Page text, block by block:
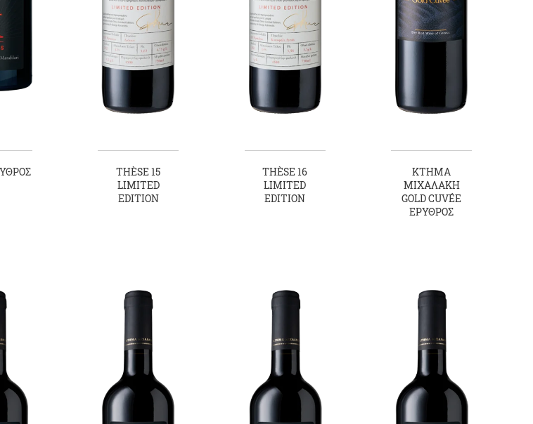
THÈSE 15
LIMITED
EDITION
THÈSE 16
LIMITED
EDITION
ΚΤΗΜΑ
ΜΙΧΑΛΑΚΗ
GOLD CUVÉE
ΕΡΥΘΡΟΣ